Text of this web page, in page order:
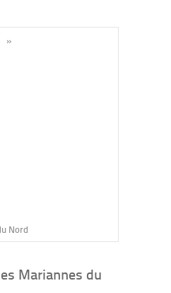
»
Nord
Mariannes du